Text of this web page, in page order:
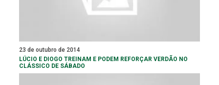
23 de outubro de 2014
LÚCIO E DIOGO TREINAM E PODEM REFORÇAR VERDÃO NO
CLÁSSICO DE SÁBADO